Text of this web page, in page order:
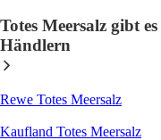
Totes Meersalz gibt
Händlern
Rewe Totes Meersalz
Kaufland Totes Meersalz